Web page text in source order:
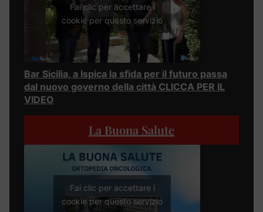
Fai clic per accettare i
cookie per questo servizio
Bar Sicilia, a Ispica la sfida per il futuro passa
dal nuovo governo della città CLICCA PER IL
VIDEO
La Buona Salute
Fai clic per accettare i
cookie per questo servizio